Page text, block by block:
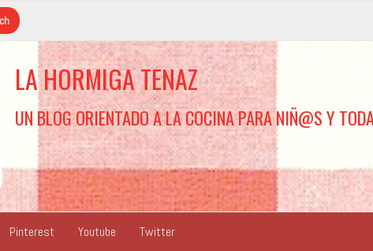
LA HORMIGA TENAZ
UN BLOG ORIENTADO A LA COCINA PARA NIÑ@S Y
Pinterest Youtube Twitter